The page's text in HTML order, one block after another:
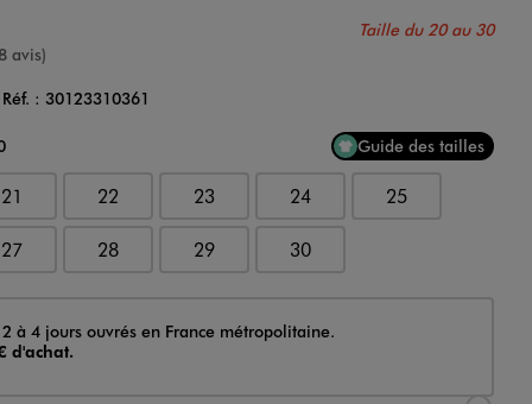
Taille du 20 au 30
avis)
Réf. : 30123310361
Guide des tailles
21 22 23 24 25
27 28 29 30
à 4 jours ouvrés en France métropolitaine.
d'achat.